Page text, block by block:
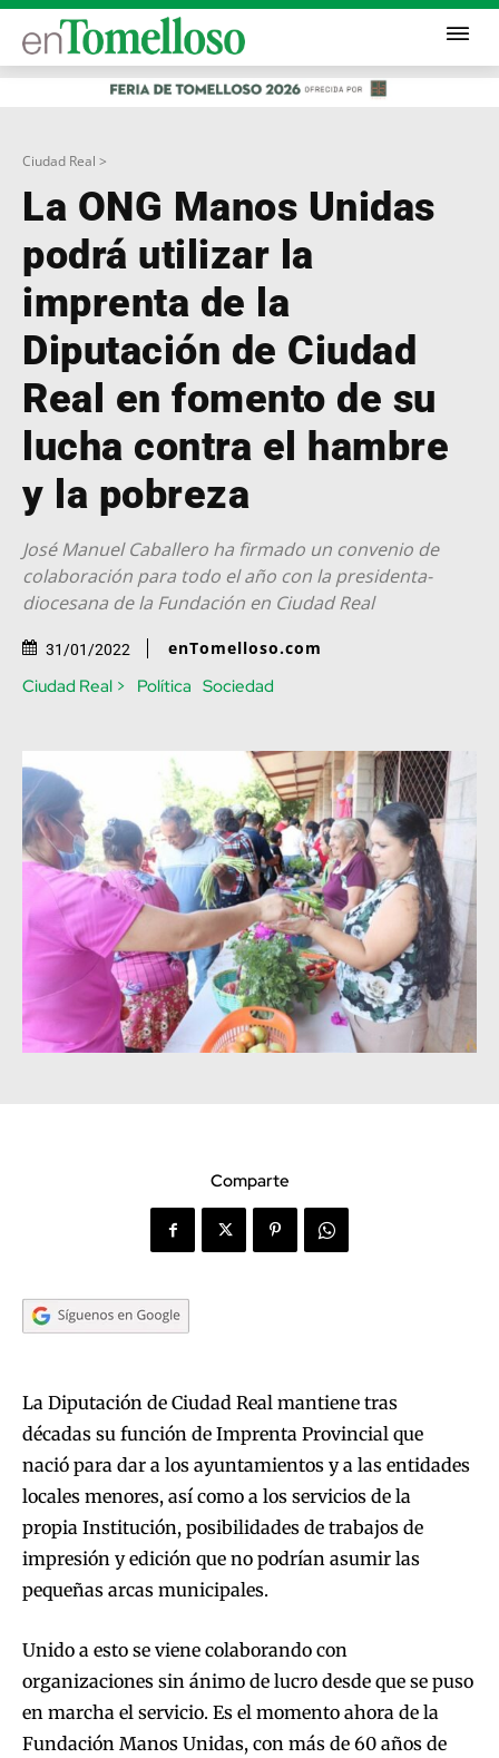
Ciudad Real >
La ONG Manos Unidas
podrá utilizar la
imprenta de la
Diputación de Ciudad
Real en fomento de su
lucha contra el hambre
y la pobreza
José Manuel Caballero ha firmado un convenio de
colaboración para todo el año con la presidenta-
diocesana de la Fundación en Ciudad Real
31/01/2022 enTomelloso.com
Ciudad Real > Política Sociedad
Comparte
La Diputación de Ciudad Real mantiene tras
décadas su función de Imprenta Provincial que
nació para dar a los ayuntamientos y a las entidades
locales menores, así como a los servicios de la
propia Institución, posibilidades de trabajos de
impresión y edición que no podrían asumir las
pequeñas arcas municipales.
Unido a esto se viene colaborando con
organizaciones sin ánimo de lucro desde que se puso
en marcha el servicio. Es el momento ahora de la
Fundación Manos Unidas, con más de 60 años de